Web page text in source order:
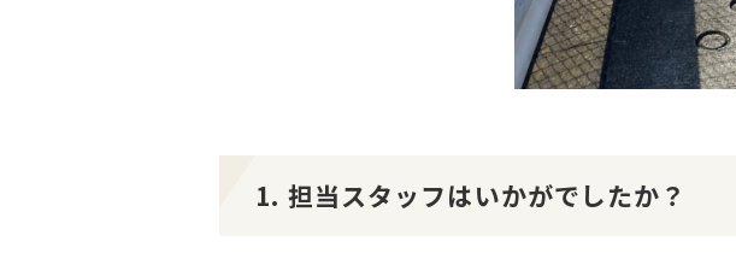
1. 担当スタッフはいかがでしたか？